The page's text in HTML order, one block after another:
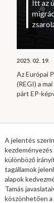
Itt az
2025. 02. 19.
Az Európai
(REGI) a
párt EP-
A jelentés
különböző
tagállamok
alapok
Tamás
köszönhetően